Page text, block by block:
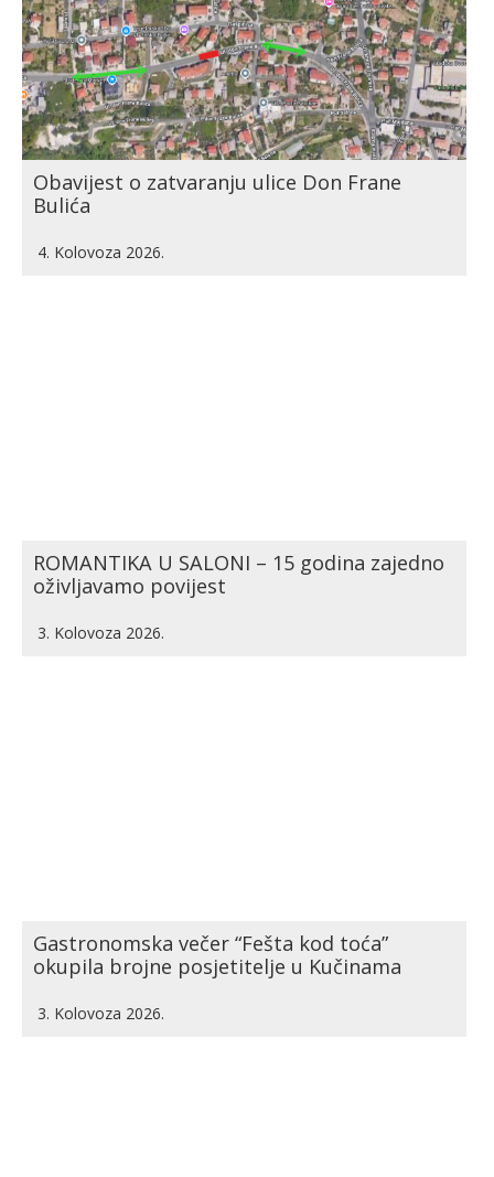
Obavijest o zatvaranju ulice Don Frane
Bulića
4. Kolovoza 2026.
ROMANTIKA U SALONI – 15 godina zajedno
oživljavamo povijest
3. Kolovoza 2026.
Gastronomska večer “Fešta kod toća”
okupila brojne posjetitelje u Kučinama
3. Kolovoza 2026.